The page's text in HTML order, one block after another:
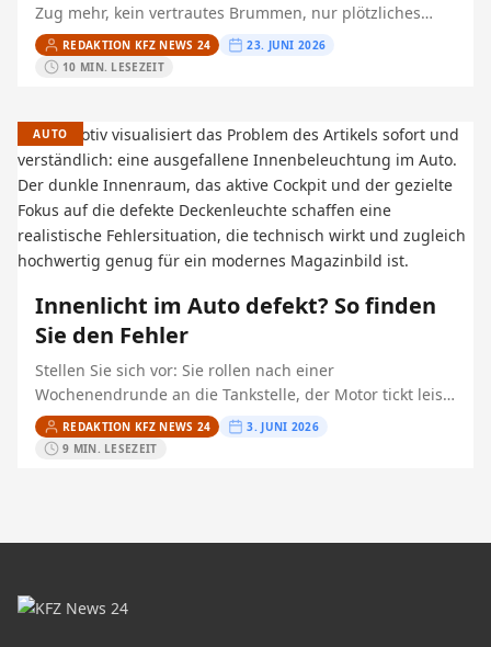
Zug mehr, kein vertrautes Brummen, nur plötzliches
Schweigen unter der Haube. Im Rückspiegel drängt
Verkehr…
REDAKTION KFZ NEWS 24
23. JUNI 2026
10 MIN. LESEZEIT
AUTO
Innenlicht im Auto defekt? So finden
Sie den Fehler
Stellen Sie sich vor: Sie rollen nach einer
Wochenendrunde an die Tankstelle, der Motor tickt leise
aus, und neben Ihnen parkt eine Maschine mit lautem…
REDAKTION KFZ NEWS 24
3. JUNI 2026
9 MIN. LESEZEIT